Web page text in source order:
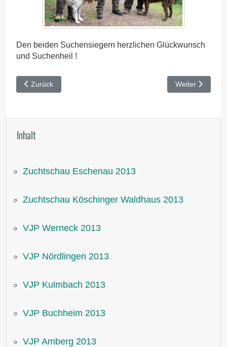
Den beiden Suchensiegern herzlichen Glückwunsch
und Suchenheil !
Vorheriger Beitrag: VGP Ebrach 2013
Zurück Nächster
Weiter
Inhalt
Zuchtschau Eschenau 2013
Zuchtschau Köschinger Waldhaus 2013
VJP Werneck 2013
VJP Nördlingen 2013
VJP Kulmbach 2013
VJP Buchheim 2013
VJP Amberg 2013